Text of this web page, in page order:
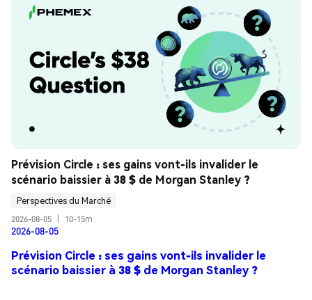
Prévision Circle : ses gains vont-ils invalider le
scénario baissier à 38 $ de Morgan Stanley ?
Perspectives du Marché
2026-08-05
10-15m
2026-08-05
Prévision Circle : ses gains vont-ils invalider le
scénario baissier à 38 $ de Morgan Stanley ?